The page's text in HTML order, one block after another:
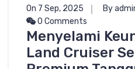
On 7 Sep, 2025 By
0 Comments
Menyelami
Land Cruiser